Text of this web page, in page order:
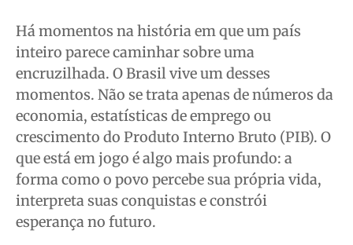
Saúde
Cidades
Direitos
Economia
Caetano Roque
Gustavo Bastos
Jr Mignone (in memorian)
Saúde
Cidades
Direitos
Economia
Caetano Roque
Gustavo Bastos
Jr Mignone (in memorian)
Saúde
Cidades
Direitos
Economia
Caetano Roque
Gustavo Bastos
Jr Mignone (in memorian)
Saúde
Cidades
Direitos
Economia
Caetano Roque
Gustavo Bastos
Jr Mignone (in memorian)
Há momentos na história em que um país
inteiro parece caminhar sobre uma
encruzilhada. O Brasil vive um desses
momentos. Não se trata apenas de números da
economia, estatísticas de emprego ou
crescimento do Produto Interno Bruto (PIB). O
que está em jogo é algo mais profundo: a
forma como o povo percebe sua própria vida,
interpreta suas conquistas e constrói
esperança no futuro.